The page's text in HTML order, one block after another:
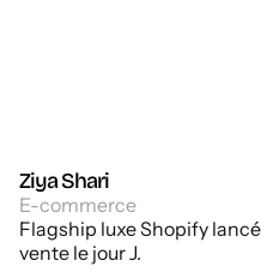
Ziya Shari
E-commerce
Flagship luxe Shopify
vente le jour J.